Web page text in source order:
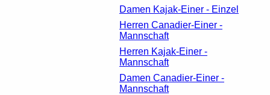
Damen Kajak-Einer - Einzel
Herren Canadier-Einer -
Mannschaft
Herren Kajak-Einer -
Mannschaft
Damen Canadier-Einer -
Mannschaft